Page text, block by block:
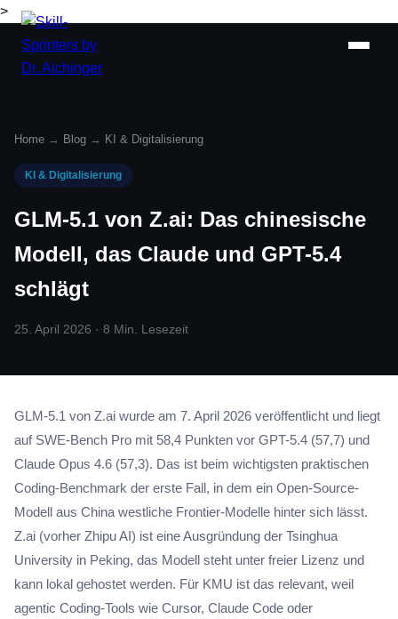
>
Home → Blog → KI & Digitalisierung
KI & Digitalisierung
GLM-5.1 von Z.ai: Das chinesische
Modell, das Claude und GPT-5.4
schlägt
25. April 2026 · 8 Min. Lesezeit
GLM-5.1 von Z.ai wurde am 7. April 2026 veröffentlicht und liegt
auf SWE-Bench Pro mit 58,4 Punkten vor GPT-5.4 (57,7) und
Claude Opus 4.6 (57,3). Das ist beim wichtigsten praktischen
Coding-Benchmark der erste Fall, in dem ein Open-Source-
Modell aus China westliche Frontier-Modelle hinter sich lässt.
Z.ai (vorher Zhipu AI) ist eine Ausgründung der Tsinghua
University in Peking, das Modell steht unter freier Lizenz und
kann lokal gehostet werden. Für KMU ist das relevant, weil
agentic Coding-Tools wie Cursor, Claude Code oder